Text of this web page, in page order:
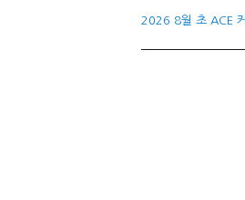
2026 8월 초 ACE